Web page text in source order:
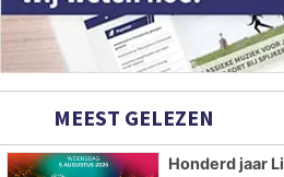
MEEST GELEZEN
Honderd jaar